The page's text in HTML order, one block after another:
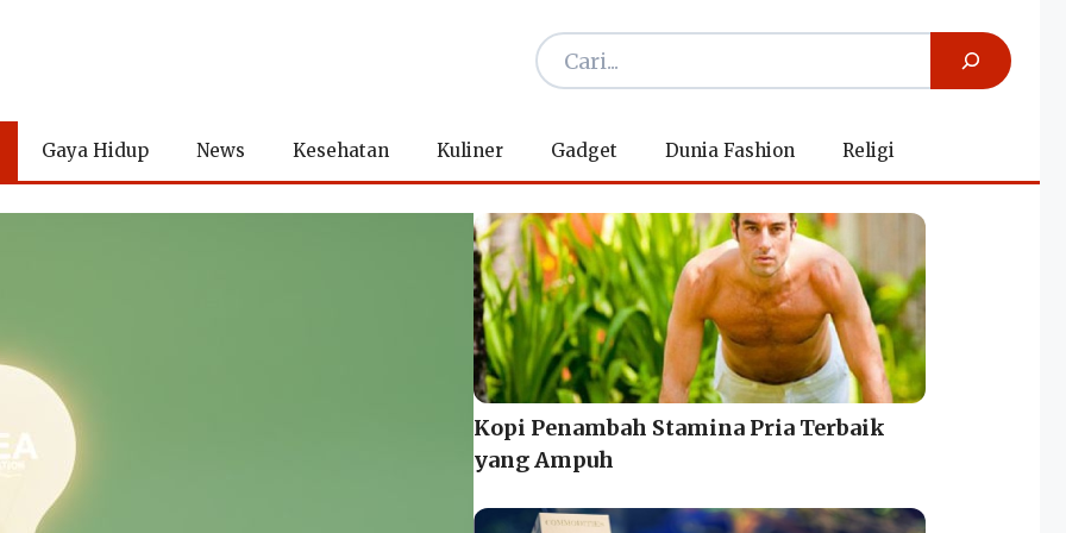
Gaya Hidup News Kesehatan Kuliner Gadget Dunia Fashion Religi
Kopi Penambah Stamina Pria Terbaik
yang Ampuh